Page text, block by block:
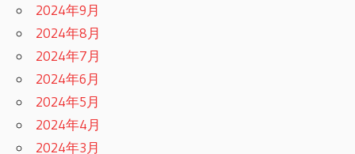
2024年9月
2024年8月
2024年7月
2024年6月
2024年5月
2024年4月
2024年3月